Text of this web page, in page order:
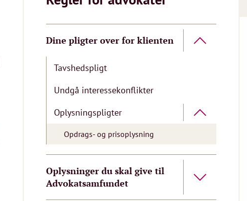
Dine pligter over for klienten
Tavshedspligt
Undgå interessekonflikter
Oplysningspligter
Opdrags- og prisoplysning
Oplysninger du skal give til
Advokatsamfundet